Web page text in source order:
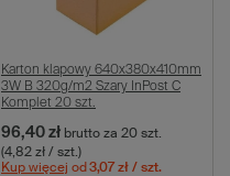
Karton klapowy 640x380x410mm
3W B 320g/m2 Szary InPost C
Komplet 20 szt.
96,40 zł brutto za 20 szt.
(4,82 zł / szt.)
Kup więcej od 3,07 zł / szt.